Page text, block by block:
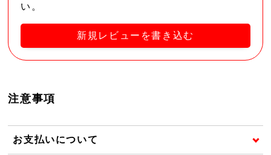
い。
新規レビューを書き込む
注意事項
お支払いについて